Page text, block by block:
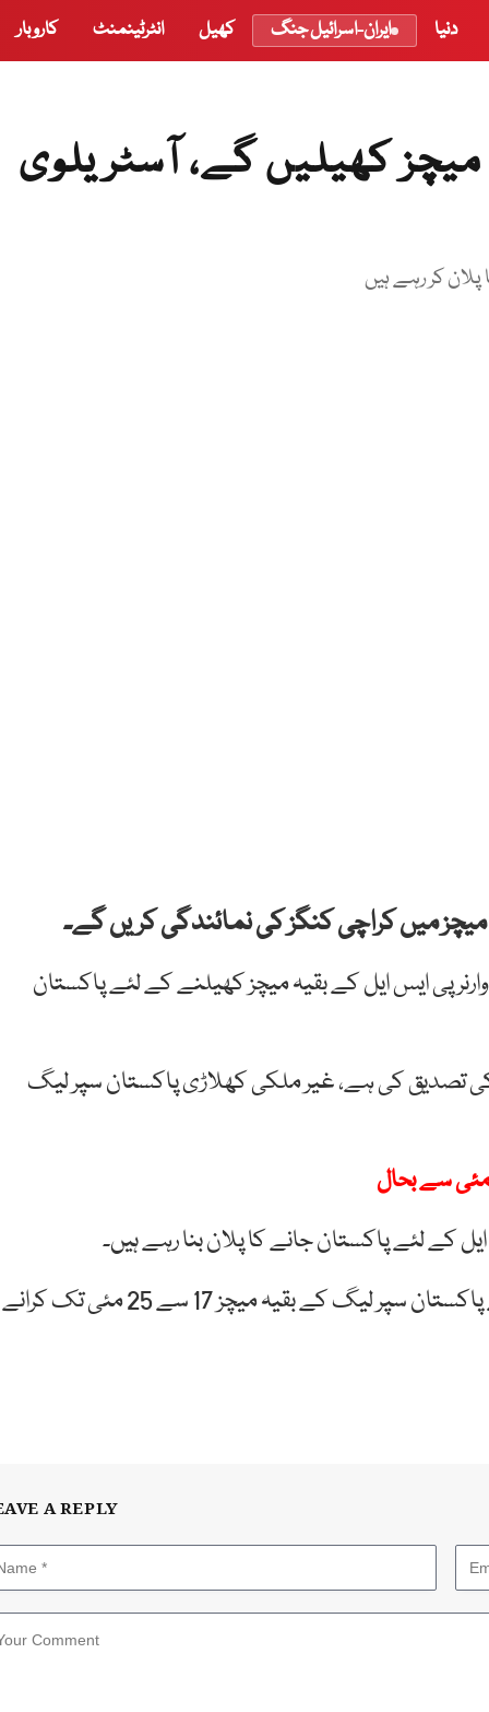
دنیا ایران-اسرائیل جنگ کھیل انٹرٹینمنٹ کاروبار
میچز کھیلیں گے، آسٹریلوی
کر رہے ہیں
میچز میں کراچی کنگز کی نمائندگی کریں گے۔
پی ایس ایل کے بقیہ میچز کھیلنے کے لئے پاکستان
تصدیق کی ہے، غیر ملکی کھلاڑی پاکستان سپر لیگ
کے لئے پاکستان جانے کا پلان بنا رہے ہیں۔
یاد رہے کہ پاکستان کرکٹ بورڈ اور پی ایس ایل فرنچائز نے پاکستان سپر لیگ کے بقیہ میچز 17 سے 25 مئی تک کرانے
A REPLY